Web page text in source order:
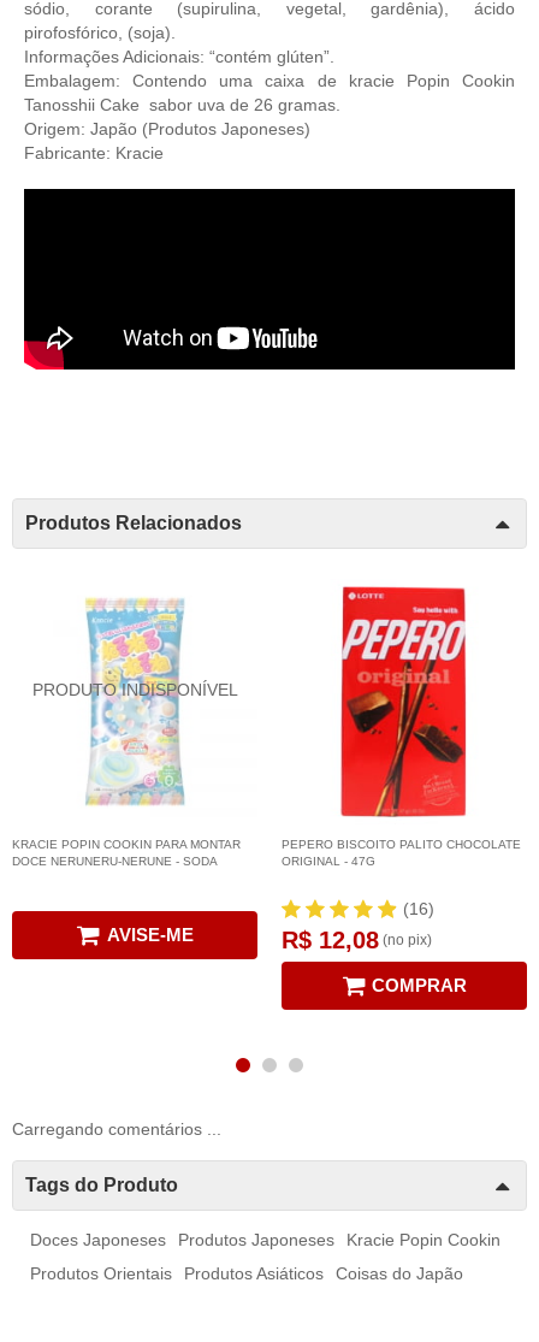
sódio, corante (supirulina, vegetal, gardênia), ácido
pirofosfórico, (soja).
Informações Adicionais: “contém glúten”.
Embalagem: Contendo uma caixa de kracie Popin Cookin
Tanosshii Cake sabor uva de 26 gramas.
Origem: Japão (Produtos Japoneses)
Fabricante: Kracie
Produtos Relacionados
KRACIE POPIN COOKIN PARA MONTAR
DOCE NERUNERU-NERUNE - SODA
AVISE-ME
PEPERO BISCOITO PALITO CHOCOLATE
ORIGINAL - 47G
(16)
R$ 12,08 (no pix)
COMPRAR
Carregando comentários ...
Tags do Produto
Doces Japoneses Produtos Japoneses
Kracie Popin Cookin
Produtos Orientais
Produtos Asiáticos Coisas do Japão